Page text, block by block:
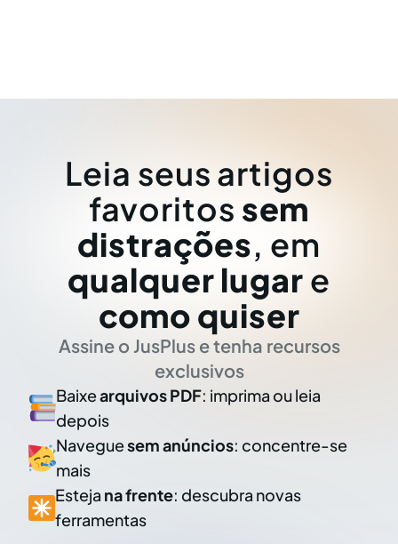
Leia seus artigos
favoritos sem
distrações, em
qualquer lugar e
como quiser
Assine o JusPlus e tenha recursos
exclusivos
Baixearquivos PDF: imprima ou leia
depois
Naveguesem anúncios: concentre-se
mais
Esteja na frente: descubra novas
ferramentas